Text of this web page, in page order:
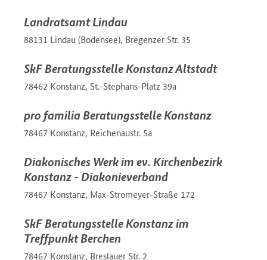
Landratsamt Lindau
88131 Lindau (Bodensee), Bregenzer Str. 35
SkF Beratungsstelle Konstanz Altstadt
78462 Konstanz, St.-Stephans-Platz 39a
pro familia Beratungsstelle Konstanz
78467 Konstanz, Reichenaustr. 5a
Diakonisches Werk im ev. Kirchenbezirk
Konstanz - Diakonieverband
78467 Konstanz, Max-Stromeyer-Straße 172
SkF Beratungsstelle Konstanz im
Treffpunkt Berchen
78467 Konstanz, Breslauer Str. 2